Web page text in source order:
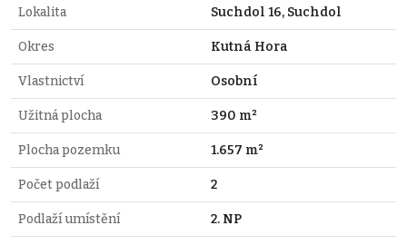
Lokalita Suchdol 16, Suchdol
Okres Kutná Hora
Vlastnictví Osobní
Užitná plocha 390 m²
Plocha pozemku 1.657 m²
Počet podlaží 2
Podlaží umístění 2. NP